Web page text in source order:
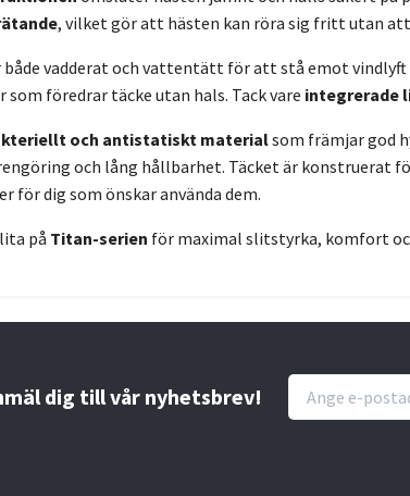
, vilket gör att hästen kan röra sig fritt utan
både vadderat och vattentätt för att stå emot vindlyft
föredrar täcke utan hals. Tack vare integrerade
och antistatiskt materialsom främjar god
och lång hållbarhet. Täcket är konstruerat
för dig som önskar använda dem.
på Titan-serien för maximal slitstyrka, komfort
dig till vår nyhetsbrev!